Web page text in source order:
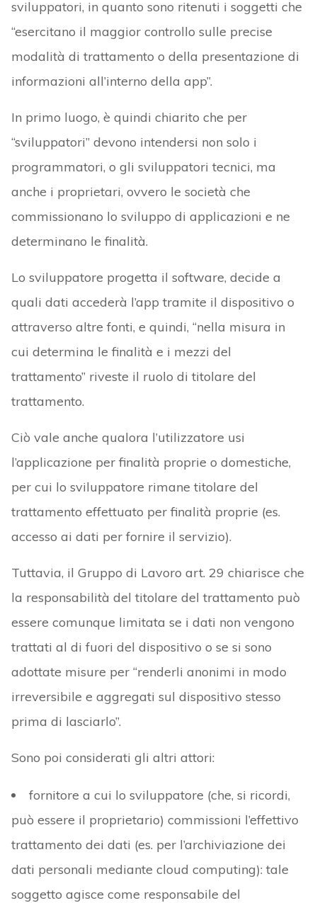
sviluppatori, in quanto sono ritenuti i soggetti che
“esercitano il maggior controllo sulle precise
modalità di trattamento o della presentazione di
informazioni all’interno della app”.
In primo luogo, è quindi chiarito che per
“sviluppatori” devono intendersi non solo i
programmatori, o gli sviluppatori tecnici, ma
anche i proprietari, ovvero le società che
commissionano lo sviluppo di applicazioni e ne
determinano le finalità.
Lo sviluppatore progetta il software, decide a
quali dati accederà l’app tramite il dispositivo o
attraverso altre fonti, e quindi, “nella misura in
cui determina le finalità e i mezzi del
trattamento” riveste il ruolo di titolare del
trattamento.
Ciò vale anche qualora l’utilizzatore usi
l’applicazione per finalità proprie o domestiche,
per cui lo sviluppatore rimane titolare del
trattamento effettuato per finalità proprie (es.
accesso ai dati per fornire il servizio).
Tuttavia, il Gruppo di Lavoro art. 29 chiarisce che
la responsabilità del titolare del trattamento può
essere comunque limitata se i dati non vengono
trattati al di fuori del dispositivo o se si sono
adottate misure per “renderli anonimi in modo
irreversibile e aggregati sul dispositivo stesso
prima di lasciarlo”.
Sono poi considerati gli altri attori:
fornitore a cui lo sviluppatore (che, si ricordi,
può essere il proprietario) commissioni l’effettivo
trattamento dei dati (es. per l’archiviazione dei
dati personali mediante cloud computing): tale
soggetto agisce come responsabile del